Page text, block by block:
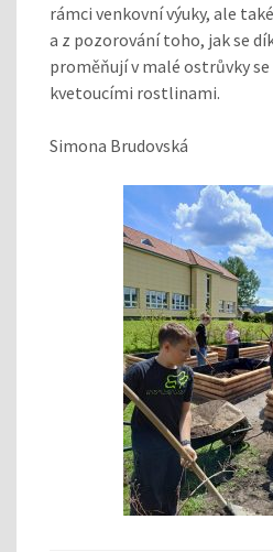
rámci venkovní výuky, ale
a z pozorování toho, jak se
proměňují v malé ostrůvky
kvetoucími rostlinami.
Simona Brudovská